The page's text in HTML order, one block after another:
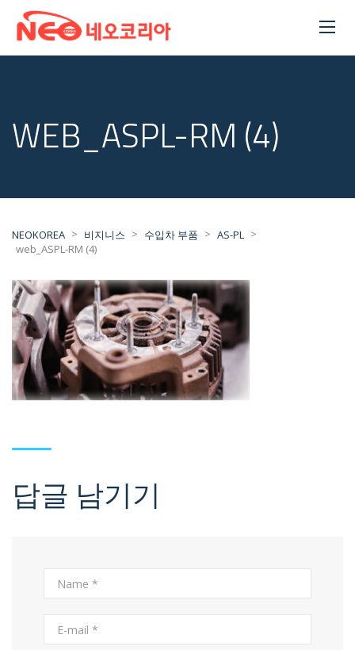
WEB_ASPL-RM (4)
NEOKOREA > 비지니스 > 수입차 부품 > AS-PL >
web_ASPL-RM (4)
답글 남기기